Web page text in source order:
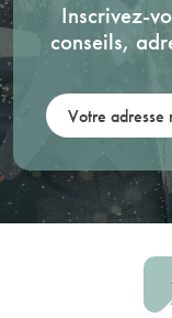
Inscrivez-
conseils,